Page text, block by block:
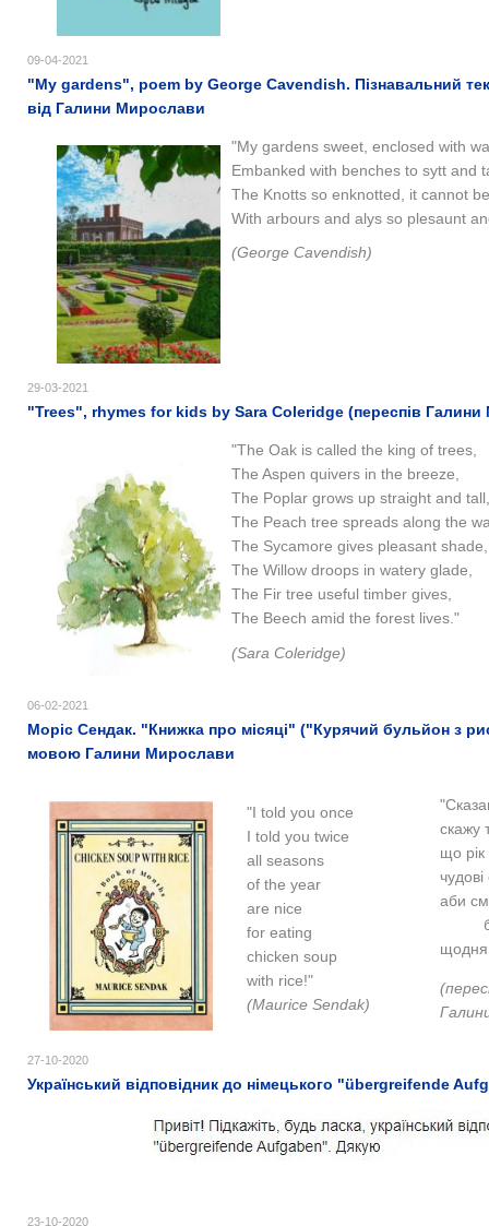
09-04-2021
"My gardens", poem by George Cavendish. Пізнавальний
від Галини Мирослави
"My gardens sweet, enclosed with
Embanked with benches to sytt and
The Knotts so enknotted, it cannot
With arbours and alys so plesaunt
(George Cavendish)
29-03-2021
"Trees", rhymes for kids by Sara Coleridge (переспів
"​The Oak is called the king of trees,
The Aspen quivers in the breeze,
The Poplar grows up straight and tall,
The Peach tree spreads along the
The Sycamore gives pleasant shade,
The Willow droops in watery glade,
The Fir tree useful timber gives,
The Beech amid the forest lives."
(Sara Coleridge)
06-02-2021
Моріс Сендак. "Книжка про місяці" ("Курячий бульйон з
мовою Галини Мирослави
"I told you once
I told you twice
all seasons
of the year
are nice
for eating
chicken soup
with rice!"
(Maurice Sendak)
скажу
що
аби
27-10-2020
Український відповідник до німецького "übergreifende
23-10-2020